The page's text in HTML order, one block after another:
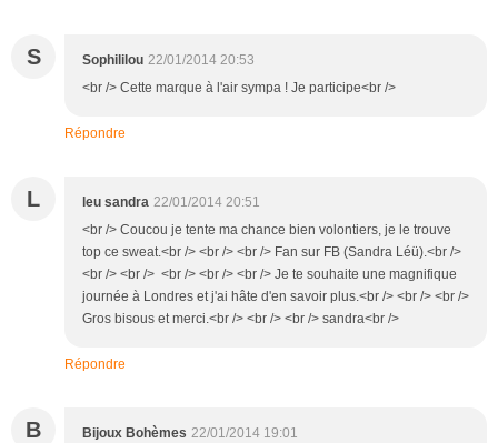
S Sophililou 22/01/2014 20:53
<br /> Cette marque à l'air sympa ! Je participe<br />
Répondre
L leu sandra 22/01/2014 20:51
<br /> Coucou je tente ma chance bien volontiers, je le trouve
top ce sweat.<br /> <br /> <br /> Fan sur FB (Sandra Léü).<br />
<br /> <br /> <br /> <br /> <br /> Je te souhaite une magnifique
journée à Londres et j'ai hâte d'en savoir plus.<br /> <br /> <br />
Gros bisous et merci.<br /> <br /> <br /> sandra<br />
Répondre
B Bijoux Bohèmes 22/01/2014 19:01